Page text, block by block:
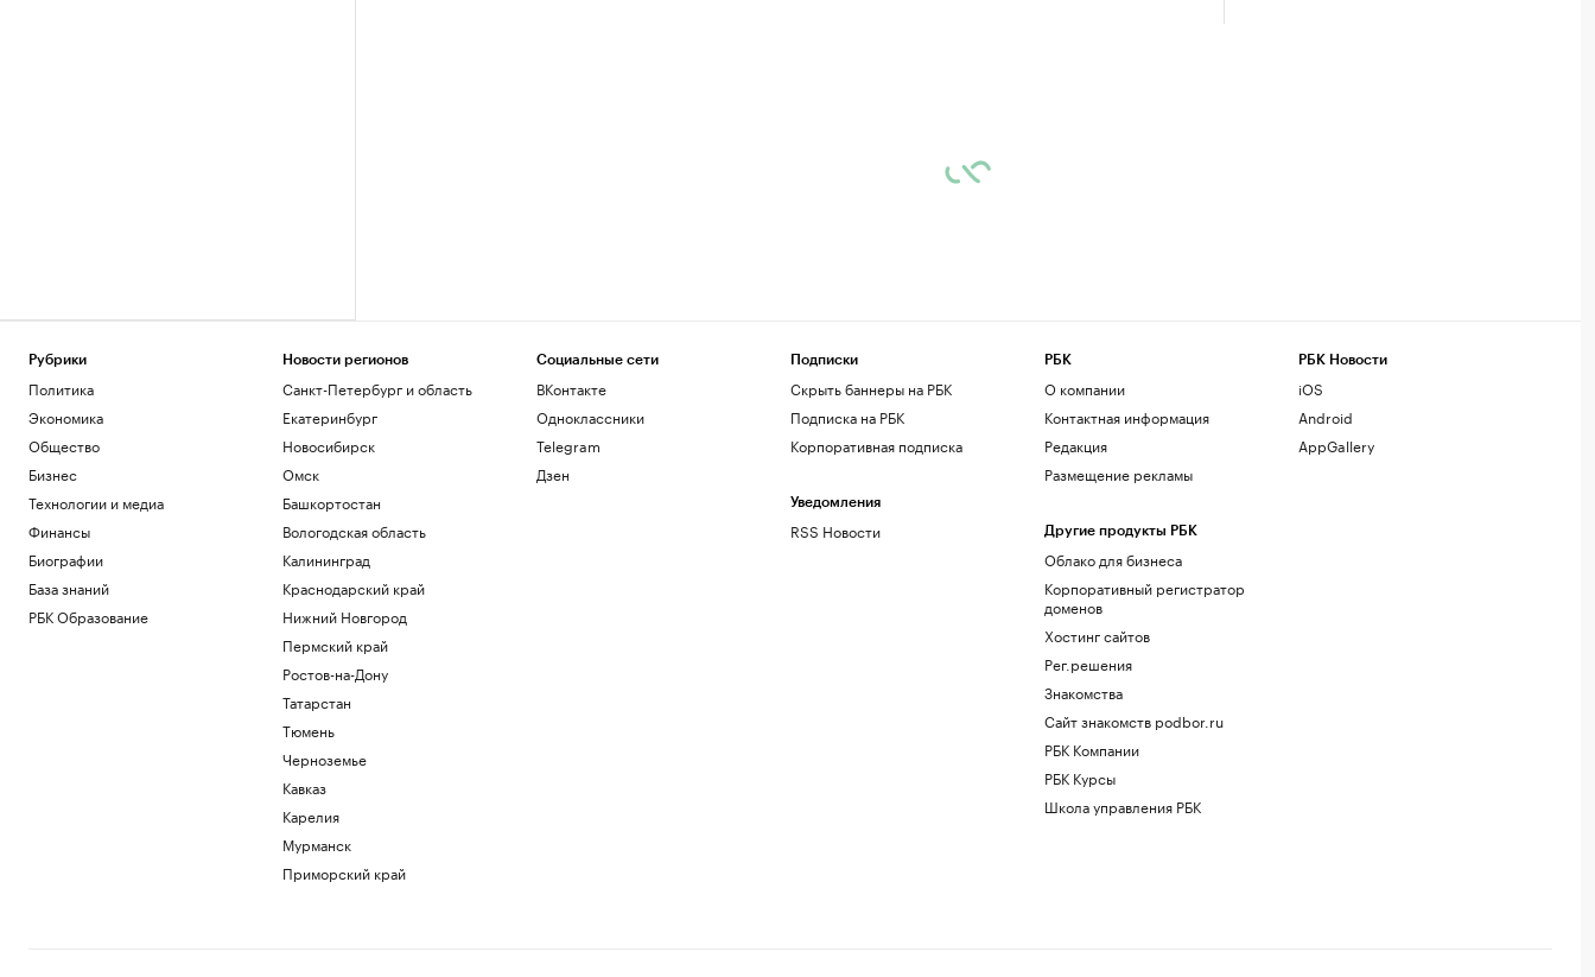
Рубрики
Политика
Экономика
Общество
Бизнес
Технологии и медиа
Финансы
Биографии
База знаний
РБК Образование
Новости регионов
Санкт-Петербург и область
Екатеринбург
Новосибирск
Омск
Башкортостан
Вологодская область
Калининград
Краснодарский край
Нижний Новгород
Пермский край
Ростов-на-Дону
Татарстан
Тюмень
Черноземье
Кавказ
Карелия
Мурманск
Приморский край
Социальные сети
ВКонтакте
Одноклассники
Telegram
Дзен
Подписки
Скрыть баннеры на РБК
Подписка на РБК
Корпоративная подписка
Уведомления
RSS Новости
РБК
О компании
Контактная информация
Редакция
Размещение рекламы
Другие продукты РБК
Облако для бизнеса
Корпоративный регистратор
доменов
Хостинг сайтов
Рег.решения
Знакомства
Сайт знакомств podbor.ru
РБК Компании
РБК Курсы
Школа управления РБК
РБК Новости
iOS
Android
AppGallery